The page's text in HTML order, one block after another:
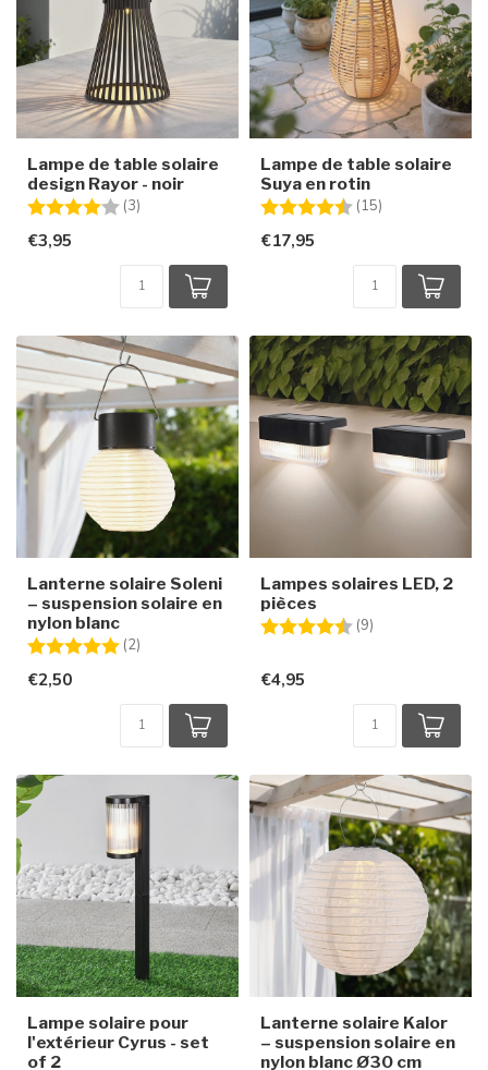
Lampe de table solaire
design Rayor - noir
Note:
(3)
€3,95
Lampe de table solaire
Suya en rotin
Note:
(15)
€17,95
Lanterne solaire Soleni
– suspension solaire en
nylon blanc
Note:
(2)
€2,50
Lampes solaires LED, 2
pièces
Note:
(9)
€4,95
Lampe solaire pour
l'extérieur Cyrus - set
of 2
Lanterne solaire Kalor
– suspension solaire en
nylon blanc Ø30 cm